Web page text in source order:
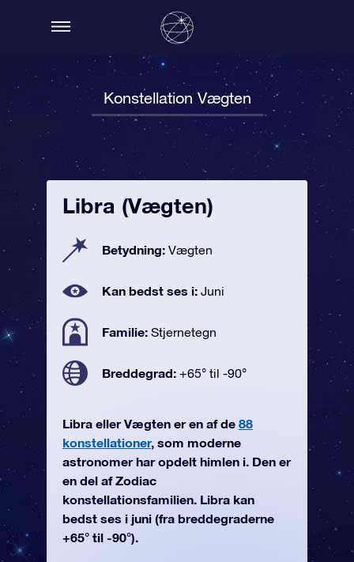
Konstellation Vægten
Libra (Vægten)
Betydning: Vægten
Kan bedst ses i: Juni
Familie: Stjernetegn
Breddegrad: +65° til -90°
Libra eller Vægten er en af de 88
konstellationer, som moderne
astronomer har opdelt himlen i. Den er
en del af Zodiac
konstellationsfamilien. Libra kan
bedst ses i juni (fra breddegraderne
+65° til -90°).